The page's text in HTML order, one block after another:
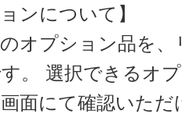
ンについて】
オプション品を、
。 選択できるオ
面にて確認いただ